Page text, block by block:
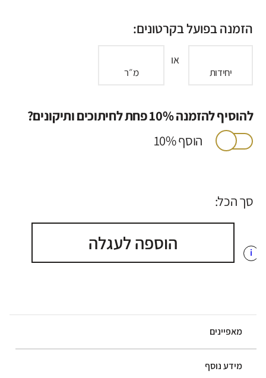
הזמנה בפועל בקרטונים:
יחידות
או
מ״ר
להוסיף להזמנה 10% פחת לחיתוכים ותיקונים?
הוסף 10%
סך הכל:
הוספה לעגלה i
מאפיינים
מידע נוסף